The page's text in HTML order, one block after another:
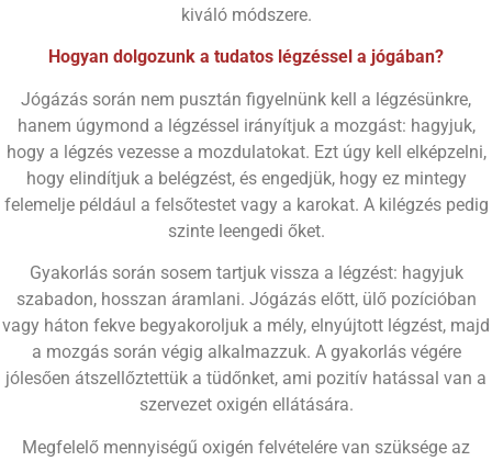
kiváló módszere.
Hogyan dolgozunk a tudatos légzéssel a jógában?
Jógázás során nem pusztán figyelnünk kell a légzésünkre,
hanem úgymond a légzéssel irányítjuk a mozgást: hagyjuk,
hogy a légzés vezesse a mozdulatokat. Ezt úgy kell elképzelni,
hogy elindítjuk a belégzést, és engedjük, hogy ez mintegy
felemelje például a felsőtestet vagy a karokat. A kilégzés pedig
szinte leengedi őket.
Gyakorlás során sosem tartjuk vissza a légzést: hagyjuk
szabadon, hosszan áramlani. Jógázás előtt, ülő pozícióban
vagy háton fekve begyakoroljuk a mély, elnyújtott légzést, majd
a mozgás során végig alkalmazzuk. A gyakorlás végére
jólesően átszellőztettük a tüdőnket, ami pozitív hatással van a
szervezet oxigén ellátására.
Megfelelő mennyiségű oxigén felvételére van szüksége az